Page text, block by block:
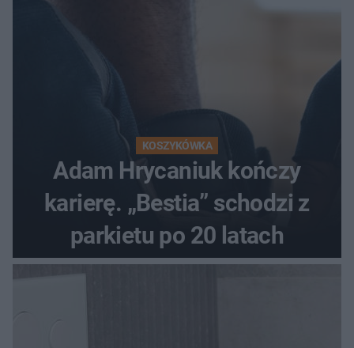
KOSZYKÓWKA
Adam Hrycaniuk kończy
karierę. „Bestia” schodzi z
parkietu po 20 latach